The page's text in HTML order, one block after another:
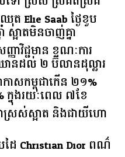
Elie Saab ថ្ងៃខួប
អាតមិនចាញ់គ្នា
ញា​វិជ្ជមាន​ ​ខណៈ​ការ​
ានដល់​ ​២​ ​ប៊ីលាន​ដុល្លារ​
ាសកម្ពុជាកើន ២១%
ក្នុងរយៈពេល ៧ខែ
ស្រស់ស្អាត និងជាយីហោ
ដៃ Christian Dior ពណ៌